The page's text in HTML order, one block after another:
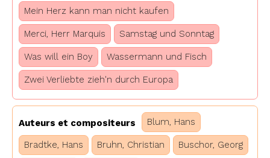
Mein Herz kann man nicht kaufen
Merci, Herr Marquis Samstag und Sonntag
Was will ein Boy Wassermann und Fisch
Zwei Verliebte zieh'n durch Europa
Auteurs et compositeurs Blum, Hans
Bradtke, Hans Bruhn, Christian Buschor, Georg